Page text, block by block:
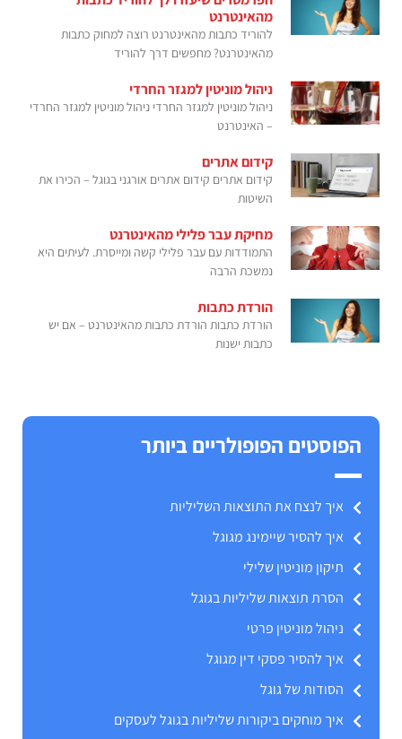
מהאינטרנט
להוריד כתבות מהאינטרנט רוצה למחוק כתבות
מהאינטרנט? מחפשים דרך להוריד
ניהול מוניטין למגזר החרדי
ניהול מוניטין למגזר החרדי ניהול מוניטין למגזר החרדי
– האינטרנט
קידום אתרים
קידום אתרים קידום אתרים אורגני בגוגל – הכירו את
השיטות
מחיקת עבר פלילי מהאינטרנט
התמודדות עם עבר פלילי קשה ומייסרת. לעיתים היא
נמשכת הרבה
הורדת כתבות
הורדת כתבות הורדת כתבות מהאינטרנט – אם יש
כתבות ישנות
הפוסטים הפופולריים ביותר
איך לנצח את התוצאות השליליות
איך להסיר שיימינג מגוגל
תיקון מוניטין שלילי
הסרת תוצאות שליליות בגוגל
ניהול מוניטין פרטי
איך להסיר פסקי דין מגוגל
הסודות של גוגל
איך מוחקים ביקורות שליליות בגוגל לעסקים